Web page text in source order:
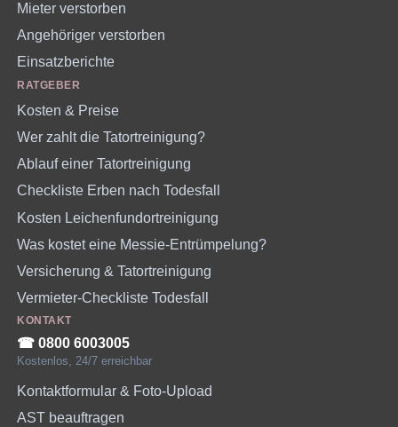
Mieter verstorben
Angehöriger verstorben
Einsatzberichte
RATGEBER
Kosten & Preise
Wer zahlt die Tatortreinigung?
Ablauf einer Tatortreinigung
Checkliste Erben nach Todesfall
Kosten Leichenfundortreinigung
Was kostet eine Messie-Entrümpelung?
Versicherung & Tatortreinigung
Vermieter-Checkliste Todesfall
KONTAKT
☎︎ 0800 6003005
Kostenlos, 24/7 erreichbar
Kontaktformular & Foto-Upload
AST beauftragen